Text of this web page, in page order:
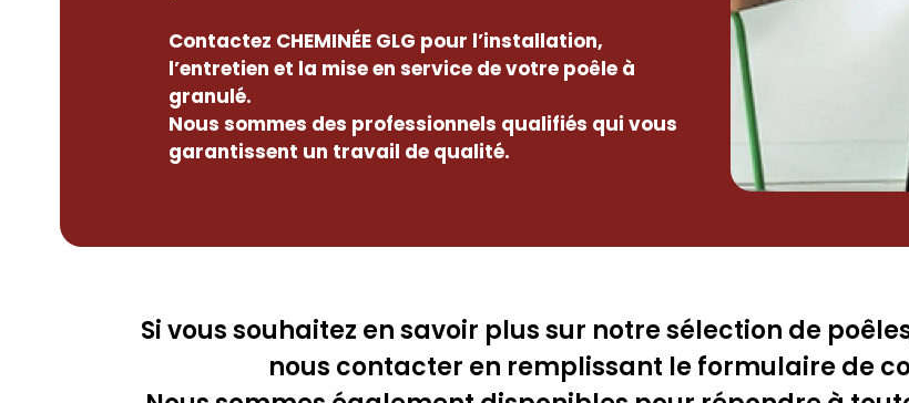
Contactez CHEMINÉE GLG pour l’installation,
l’entretien et la mise en service de votre poêle à
granulé.
Nous sommes des professionnels qualifiés qui vous
garantissent un travail de qualité.
Si vous souhaitez en savoir plus sur notre sélection de
nous contacter en remplissant le formulaire de